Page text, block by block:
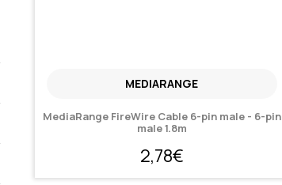
MEDIARANGE
MediaRange FireWire Cable 6-pin male - 6-pin
male 1.8m
2,78€